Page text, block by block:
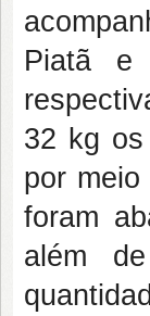
Piatã e
32 kg os
por
foram
além